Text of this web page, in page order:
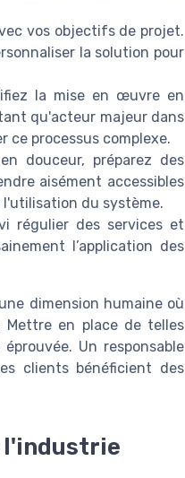
vos objectifs de projet.
la solution pour
la mise en œuvre en
qu'acteur majeur dans
processus complexe.
douceur, préparez des
aisément accessibles
du système.
régulier des services et
l’application des
dimension humaine où
Mettre en place de telles
Un responsable
clients bénéficient des
l'industrie